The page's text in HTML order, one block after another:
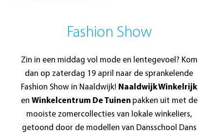
Fashion Show
Zin in een middag vol mode en lentegevoel? Kom
dan op zaterdag 19 april naar de sprankelende
Fashion Show in Naaldwijk! Naaldwijk Winkelrijk
en Winkelcentrum De Tuinen pakken uit met de
mooiste zomercollecties van lokale winkeliers,
getoond door de modellen van Dansschool Dans